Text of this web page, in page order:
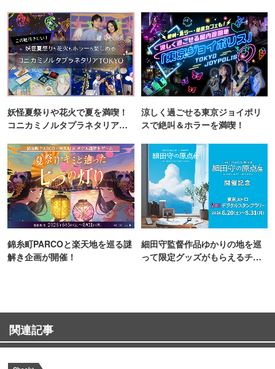
妖怪夏祭りや花火で夏を満喫！
コニカミノルタプラネタリア
涼しく過ごせる東京ジョイポリ
スで絶叫＆ホラーを満喫！
錦糸町PARCOと楽天地を巡る謎
解き企画が開催！
細田守監督作品ゆかりの地を巡
って限定グッズがもらえるチャ
関連記事